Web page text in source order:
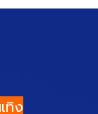
ทิง